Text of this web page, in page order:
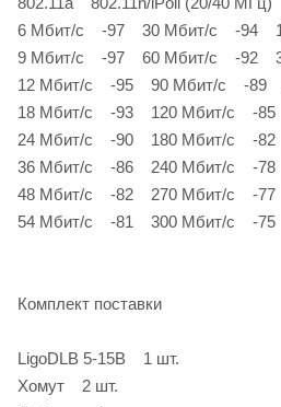
6 Мбит/c -97 30 Мбит/c -94
9 Мбит/c -97 60 Мбит/c -92
12 Мбит/c -95 90 Мбит/c -89
18 Мбит/c -93 120 Мбит/c -
24 Мбит/c -90 180 Мбит/c -
36 Мбит/c -86 240 Мбит/c -
48 Мбит/c -82 270 Мбит/c -
54 Мбит/c -81 300 Мбит/c -
Комплект поставки
LigoDLB 5-15B 1 шт.
Хомут 2 шт.